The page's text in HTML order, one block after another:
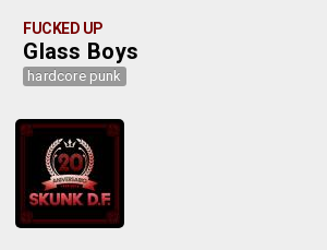
FUCKED UP
Glass Boys
hardcore punk